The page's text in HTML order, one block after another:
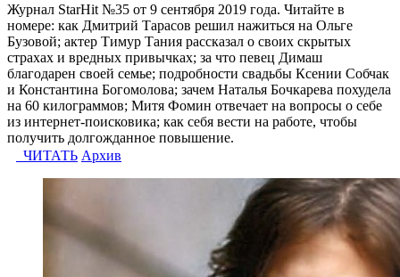
Журнал StarHit №35 от 9 сентября 2019 года. Читайте в
номере: как Дмитрий Тарасов решил нажиться на Ольге
Бузовой; актер Тимур Тания рассказал о своих скрытых
страхах и вредных привычках; за что певец Димаш
благодарен своей семье; подробности свадьбы Ксении Собчак
и Константина Богомолова; зачем Наталья Бочкарева похудела
на 60 килограммов; Митя Фомин отвечает на вопросы о себе
из интернет-поисковика; как себя вести на работе, чтобы
получить долгожданное повышение.
ЧИТАТЬ Архив